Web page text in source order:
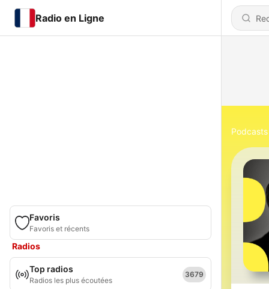
Radio en Ligne
Favoris
Favoris et récents
Radios
Top radios
Radios les plus écoutées
3679
Podcasts